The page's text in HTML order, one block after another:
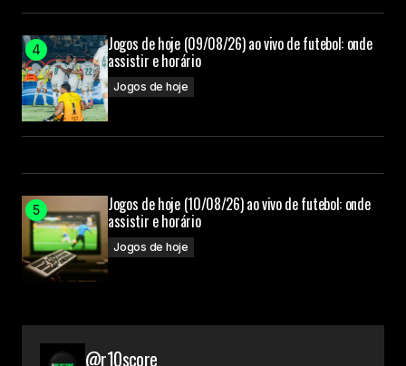
Jogos de hoje (09/08/26) ao vivo de futebol: onde
assistir e horário
Jogos de hoje
Jogos de hoje (10/08/26) ao vivo de futebol: onde
assistir e horário
Jogos de hoje
@r10score